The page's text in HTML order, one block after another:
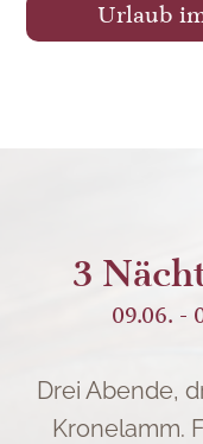
Urlaub
3
09.06. -
Drei Abende,
Kronelamm.